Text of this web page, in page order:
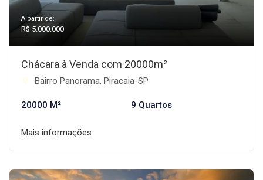
A partir de:
R$ 5.000.000
Chácara à Venda com 20000m²
Bairro Panorama, Piracaia-SP
20000 M² 9 Quartos
Mais informações